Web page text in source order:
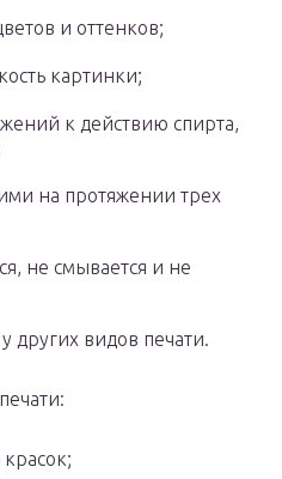
и оттенков;
картинки;
к действию спирта,
на протяжении трех
не смывается и не
других видов печати.
красок;